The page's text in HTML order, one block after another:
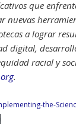
que
nuevas
a lograr
digital,
racial y
.
the-